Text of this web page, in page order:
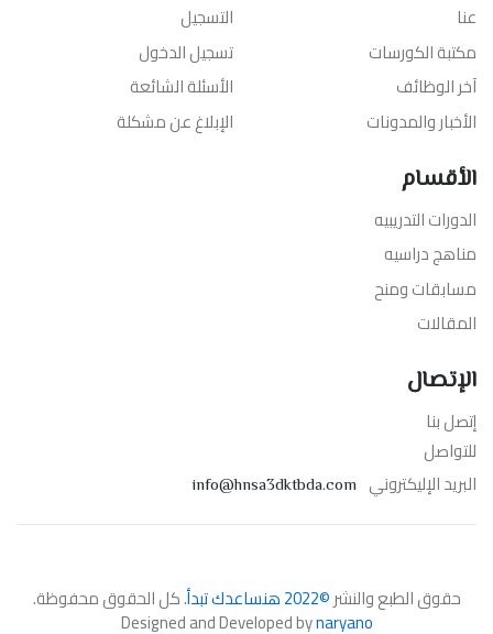
عنا
مكتبة الكورسات
آخر الوظائف
الأخبار والمدونات
التسجيل
تسجيل الدخول
الأسئلة الشائعة
الإبلاغ عن مشكلة
الأقسام
الدورات التدريبيه
مناهج دراسيه
مسابقات ومنح
المقالات
الإتصال
إتصل بنا
للتواصل
البريد الإليكتروني info@hnsa3dktbda.com
حقوق الطبع والنشر©2022 هنساعدك تبدأ . كل الحقوق محفوظة.
Designed and Developed bynaryano